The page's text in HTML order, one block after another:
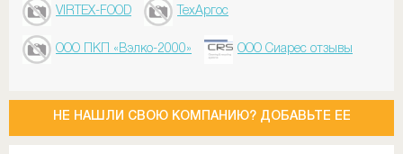
VIRTEX-FOOD ТехАргос
ООО ПКП «Вэлко-2000» ООО Сиарес отзывы
НЕ НАШЛИ СВОЮ КОМПАНИЮ? ДОБАВЬТЕ ЕЕ